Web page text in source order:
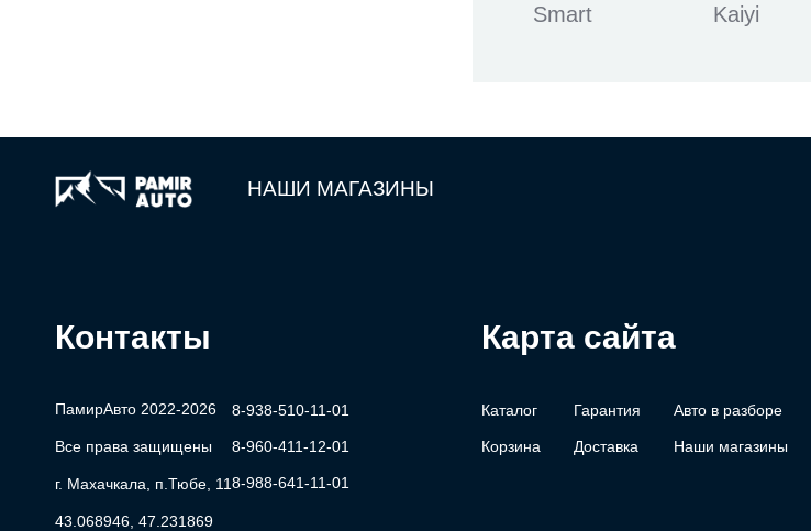
Smart Kaiyi
НАШИ МАГАЗИНЫ
Контакты
ПамирАвто 2022-2026
Все права защищены
г. Махачкала, п.Тюбе, 11
43.068946, 47.231869
8-938-510-11-01
8-960-411-12-01
8-988-641-11-01
Карта сайта
Каталог Гарантия Авто в разборе
Корзина Доставка Наши магазины